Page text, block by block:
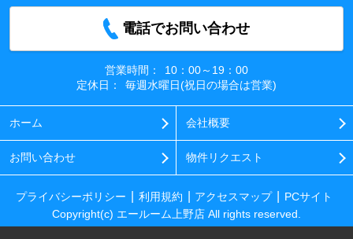
電話でお問い合わせ
営業時間：
10：00～19：00
定休日：
毎週水曜日(祝日の場合は営業)
ホーム 会社概要
お問い合わせ 物件リクエスト
プライバシーポリシー 利用規約 アクセスマップ
PCサイト
Copyright(c) エールーム上野店 All rights reserved.